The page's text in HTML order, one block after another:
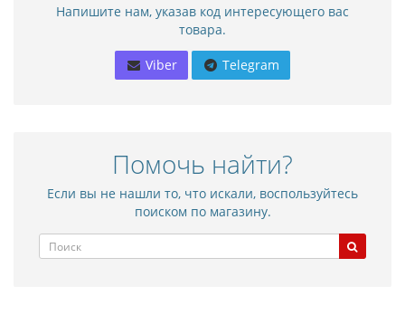
Напишите нам, указав код интересующего вас
товара.
Viber Telegram
Помочь найти?
Если вы не нашли то, что искали, воспользуйтесь
поиском по магазину.